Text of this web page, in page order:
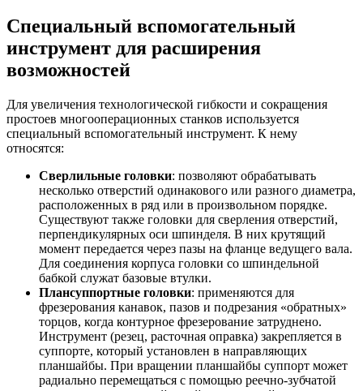
Специальный вспомогательный
инструмент для расширения
возможностей
Для увеличения технологической гибкости и сокращения
простоев многооперационных станков используется
специальный вспомогательный инструмент. К нему
относятся:
Сверлильные головки: позволяют обрабатывать
несколько отверстий одинакового или разного диаметра,
расположенных в ряд или в произвольном порядке.
Существуют также головки для сверления отверстий,
перпендикулярных оси шпинделя. В них крутящий
момент передается через пазы на фланце ведущего вала.
Для соединения корпуса головки со шпиндельной
бабкой служат базовые втулки.
Плансуппортные головки: применяются для
фрезерования канавок, пазов и подрезания «обратных»
торцов, когда контурное фрезерование затруднено.
Инструмент (резец, расточная оправка) закрепляется в
суппорте, который установлен в направляющих
планшайбы. При вращении планшайбы суппорт может
радиально перемещаться с помощью реечно-зубчатой